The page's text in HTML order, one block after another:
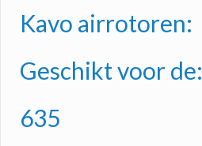
Kavo airrotoren:
Geschikt voor de:
635